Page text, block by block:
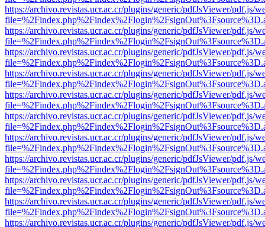
https://archivo.revistas.ucr.ac.cr/plugins/generic/pdfJsViewer/pdf.js/
https://archivo.revistas.ucr.ac.cr/plugins/generic/pdfJsViewer/pdf.js/
https://archivo.revistas.ucr.ac.cr/plugins/generic/pdfJsViewer/pdf.js/
https://archivo.revistas.ucr.ac.cr/plugins/generic/pdfJsViewer/pdf.js/
https://archivo.revistas.ucr.ac.cr/plugins/generic/pdfJsViewer/pdf.js/
https://archivo.revistas.ucr.ac.cr/plugins/generic/pdfJsViewer/pdf.js/
https://archivo.revistas.ucr.ac.cr/plugins/generic/pdfJsViewer/pdf.js/
https://archivo.revistas.ucr.ac.cr/plugins/generic/pdfJsViewer/pdf.js/
https://archivo.revistas.ucr.ac.cr/plugins/generic/pdfJsViewer/pdf.js/
https://archivo.revistas.ucr.ac.cr/plugins/generic/pdfJsViewer/pdf.js/
https://archivo.revistas.ucr.ac.cr/plugins/generic/pdfJsViewer/pdf.js/